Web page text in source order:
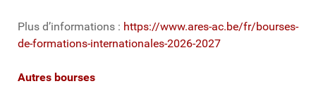
Plus d’informations : https://www.ares-ac.be/fr/bourses-
de-formations-internationales-2026-2027
Autres bourses